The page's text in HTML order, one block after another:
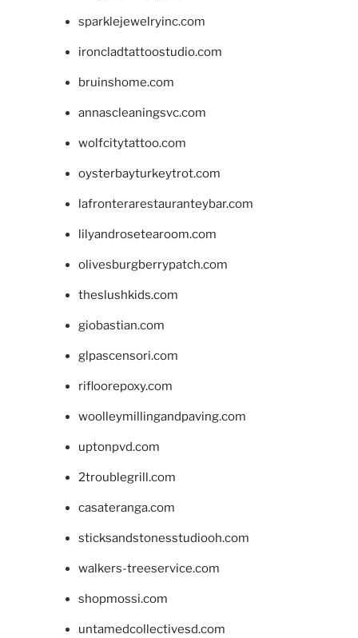
sparklejewelryinc.com
ironcladtattoostudio.com
bruinshome.com
annascleaningsvc.com
wolfcitytattoo.com
oysterbayturkeytrot.com
lafronterarestauranteybar.com
lilyandrosetearoom.com
olivesburgberrypatch.com
theslushkids.com
giobastian.com
glpascensori.com
rifloorepoxy.com
woolleymillingandpaving.com
uptonpvd.com
2troublegrill.com
casateranga.com
sticksandstonesstudiooh.com
walkers-treeservice.com
shopmossi.com
untamedcollectivesd.com